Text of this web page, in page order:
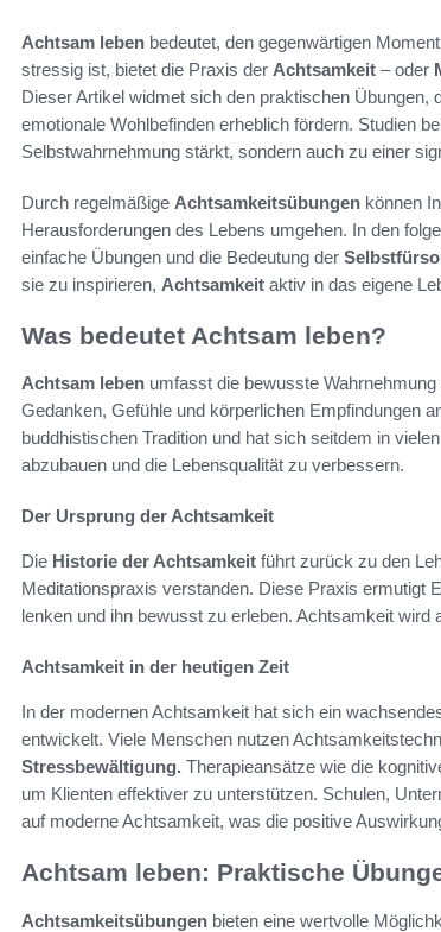
Achtsam leben bedeutet, den gegenwärtigen
stressig ist, bietet die Praxis der Achtsamkeit – oder
Dieser Artikel widmet sich den praktischen Übungen,
emotionale Wohlbefinden erheblich fördern. Studien
Selbstwahrnehmung stärkt, sondern auch zu einer
Durch regelmäßige Achtsamkeitsübungen können
Herausforderungen des Lebens umgehen. In den
einfache Übungen und die Bedeutung der
sie zu inspirieren, Achtsamkeit aktiv in das eigene
Was bedeutet Achtsam leben?
Achtsam leben umfasst die bewusste
Gedanken, Gefühle und körperlichen Empfindungen
buddhistischen Tradition und hat sich seitdem in
abzubauen und die Lebensqualität zu verbessern.
Der Ursprung der Achtsamkeit
Die Historie der Achtsamkeit führt zurück zu den
Meditationspraxis verstanden. Diese Praxis ermutigt
lenken und ihn bewusst zu erleben. Achtsamkeit
Achtsamkeit in der heutigen Zeit
In der modernen Achtsamkeit hat sich ein
entwickelt. Viele Menschen nutzen
Stressbewältigung. Therapieansätze wie die
um Klienten effektiver zu unterstützen. Schulen,
auf moderne Achtsamkeit, was die positive
Achtsam leben: Praktische
Achtsamkeitsübungen bieten eine wertvolle